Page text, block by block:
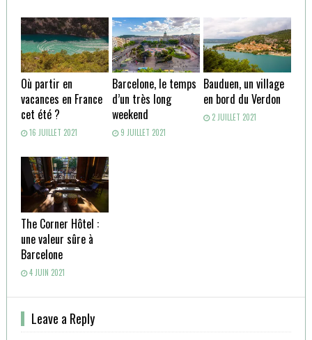
Où partir en
vacances en France
cet été ?
16 JUILLET 2021
Barcelone, le temps
d’un très long
weekend
9 JUILLET 2021
Bauduen, un village
en bord du Verdon
2 JUILLET 2021
The Corner Hôtel :
une valeur sûre à
Barcelone
4 JUIN 2021
Leave a Reply